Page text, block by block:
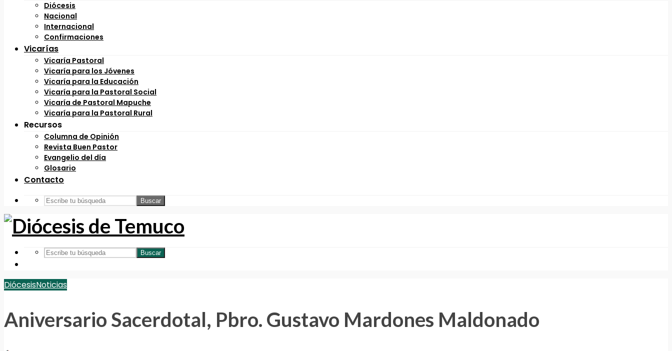
Diócesis
Nacional
Internacional
Confirmaciones
Vicarías
Vicaría Pastoral
Vicaría para los Jóvenes
Vicaría para la Educación
Vicaría para la Pastoral Social
Vicaría de Pastoral Mapuche
Vicaría para la Pastoral Rural
Recursos
Columna de Opinión
Revista Buen Pastor
Evangelio del día
Glosario
Contacto
Buscar
Buscar
DiócesisNoticias
Aniversario Sacerdotal, Pbro. Gustavo Mardones Maldonado